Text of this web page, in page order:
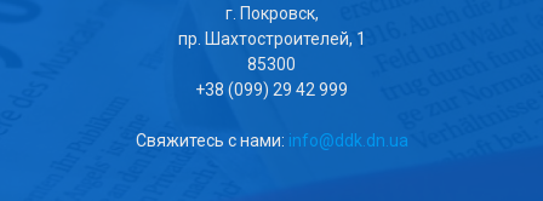
г. Покровск,
пр. Шахтостроителей, 1
85300
+38 (099) 29 42 999
Свяжитесь с нами: info@ddk.dn.ua